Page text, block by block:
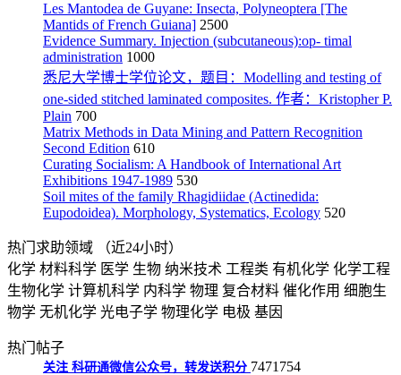
Les Mantodea de Guyane: Insecta, Polyneoptera [The
Mantids of French Guiana] 2500
Evidence Summary. Injection (subcutaneous):op- timal
administration 1000
悉尼大学博士学位论文，题目：Modelling and testing of
one-sided stitched laminated composites. 作者：Kristopher P.
Plain 700
Matrix Methods in Data Mining and Pattern Recognition
Second Edition 610
Curating Socialism: A Handbook of International Art
Exhibitions 1947-1989 530
Soil mites of the family Rhagidiidae (Actinedida:
Eupodoidea). Morphology, Systematics, Ecology 520
热门求助领域
（近24小时）
化学 材料科学 医学 生物 纳米技术 工程类 有机化学 化学工程
生物化学 计算机科学 内科学 物理 复合材料 催化作用 细胞生
物学 无机化学 光电子学 物理化学 电极 基因
热门帖子
关注 科研通微信公众号，转发送积分 7471754